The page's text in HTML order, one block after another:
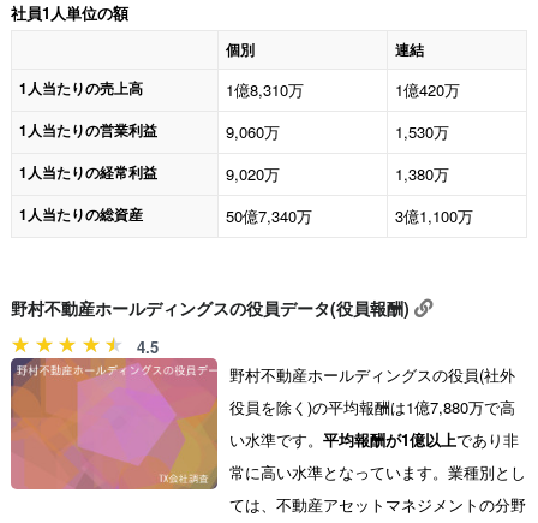
社員1人単位の額
個別
連結
1人当たりの売上高
1億8,310万 1億420万
1人当たりの営業利益 9,060万 1,530万
1人当たりの経常利益 9,020万 1,380万
1人当たりの総資産 50億7,340万 3億1,100万
野村不動産ホールディングスの役員データ(役員報酬)
4.5
野村不動産ホールディングスの役員(社外
役員を除く)の平均報酬は1億7,880万で高
い水準です。 平均報酬が1億以上であり非
常に高い水準となっています。業種別とし
ては、不動産アセットマネジメントの分野